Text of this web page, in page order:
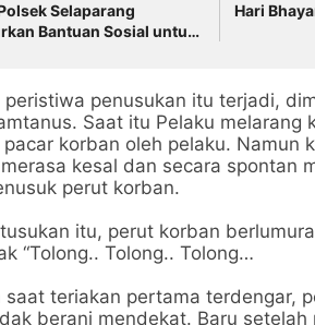
Selaparang
Bantuan Sosial untuk
Hari
peristiwa penusukan itu terjadi,
Saat itu Pelaku
korban oleh pelaku. Namun
kesal dan secara spontan
perut korban.
itu, perut korban
“Tolong.. Tolong.. Tolong…
saat teriakan pertama terdengar,
berani mendekat. Baru